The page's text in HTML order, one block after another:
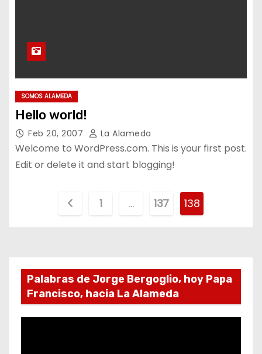
SOMOS ALAMEDA
Hello world!
Feb 20, 2007 La Alameda
Welcome to WordPress.com. This is your first post.
Edit or delete it and start blogging!
i
n
1 … 137 138
Palabras de Jorge Bergoglio, hoy Papa
Francisco, hacia La Alameda